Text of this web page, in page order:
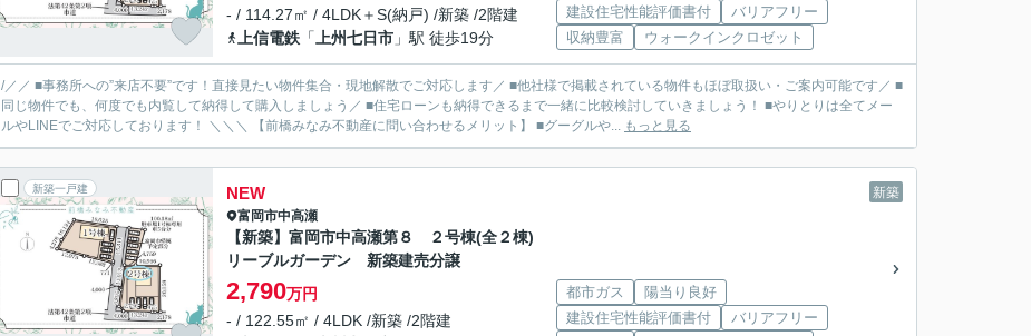
- / 114.27㎡ / 4LDK＋S(納戸) /新築 /2階建
上信電鉄 「 上州七日市 」駅 徒歩19分
建設住宅性能評価書付
バリアフリー
収納豊富
ウォークインクロゼット
/／／ ■事務所への”来店不要”です！直接見たい物件集合・現地解散でご対応します／ ■他社様で掲載されている物件もほぼ取扱い・ご案内可能です／ ■
同じ物件でも、何度でも内覧して納得して購入しましょう／ ■住宅ローンも納得できるまで一緒に比較検討していきましょう！ ■やりとりは全てメー
ルやLINEでご対応しております！ ＼＼＼ 【前橋みなみ不動産に問い合わせるメリット】 ■グーグルや... もっと見る
新築一戸建 新築
NEW
富岡市中高瀬
【新築】富岡市中高瀬第８ ２号棟(全２棟)
リーブルガーデン 新築建売分譲
2,790万円
- / 122.55㎡ / 4LDK /新築 /2階建
都市ガス
陽当り良好
建設住宅性能評価書付
バリアフリー